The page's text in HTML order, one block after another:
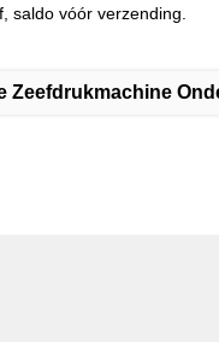
saldo vóór verzending.
Zeefdrukmachine